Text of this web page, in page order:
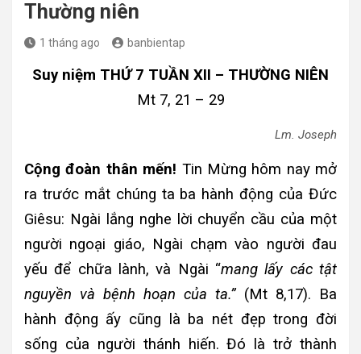
Thường niên
1 tháng ago banbientap
Suy niệm THỨ 7 TUẦN XII – THƯỜNG NIÊN
Mt 7, 21 – 29
Lm. Joseph
Cộng đoàn thân mến! Tin Mừng hôm nay mở
ra trước mắt chúng ta ba hành động của Đức
Giêsu: Ngài lắng nghe lời chuyển cầu của một
người ngoại giáo, Ngài chạm vào người đau
yếu để chữa lành, và Ngài “mang lấy các tật
nguyền và bệnh hoạn của ta.”(Mt 8,17). Ba
hành động ấy cũng là ba nét đẹp trong đời
sống của người thánh hiến. Đó là trở thành